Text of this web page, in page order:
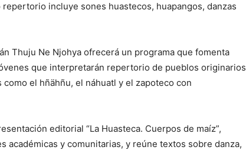
incluye sones huastecos, huapangos, danzas
Thuju Ne Njohya ofrecerá un programa que fomenta
que interpretarán repertorio de pueblos originarios
el hñähñu, el náhuatl y el zapoteco con
editorial “La Huasteca. Cuerpos de maíz”,
académicas y comunitarias, y reúne textos sobre danza,